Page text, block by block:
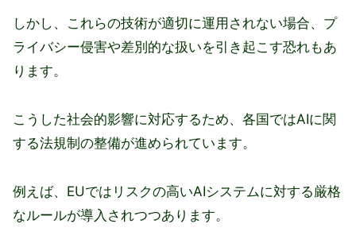
しかし、これらの技術が適切に運用されない場合、プ
ライバシー侵害や差別的な扱いを引き起こす恐れもあ
ります。
こうした社会的影響に対応するため、各国ではAIに関
する法規制の整備が進められています。
例えば、EUではリスクの高いAIシステムに対する厳格
なルールが導入されつつあります。